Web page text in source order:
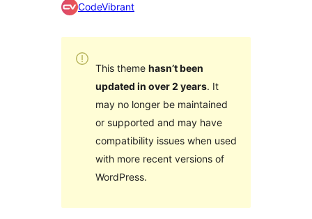
CodeVibrant
This theme hasn’t been
updated in over 2 years. It
may no longer be maintained
or supported and may have
compatibility issues when used
with more recent versions of
WordPress.